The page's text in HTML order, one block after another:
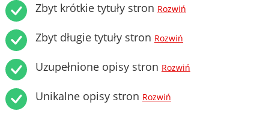
Zbyt krótkie tytuły stron Rozwiń
Zbyt długie tytuły stron Rozwiń
Uzupełnione opisy stron Rozwiń
Unikalne opisy stron Rozwiń